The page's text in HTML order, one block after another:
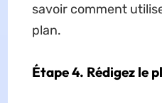
savoir comment
plan.
Étape 4. Rédigez le